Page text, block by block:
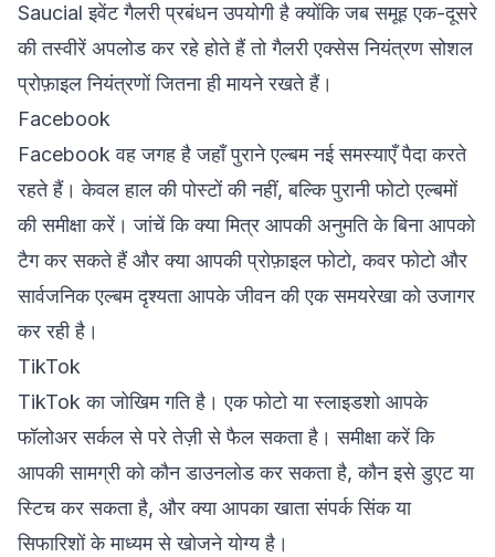
Saucial इवेंट गैलरी प्रबंधनउपयोगी है क्योंकि जब समूह एक-दूसरे
की तस्वीरें अपलोड कर रहे होते हैं तो गैलरी एक्सेस नियंत्रण सोशल
प्रोफ़ाइल नियंत्रणों जितना ही मायने रखते हैं।
Facebook
Facebook वह जगह है जहाँ पुराने एल्बम नई समस्याएँ पैदा करते
रहते हैं। केवल हाल की पोस्टों की नहीं, बल्कि पुरानी फोटो एल्बमों
की समीक्षा करें। जांचें कि क्या मित्र आपकी अनुमति के बिना आपको
टैग कर सकते हैं और क्या आपकी प्रोफ़ाइल फोटो, कवर फोटो और
सार्वजनिक एल्बम दृश्यता आपके जीवन की एक समयरेखा को उजागर
कर रही है।
TikTok
TikTok का जोखिम गति है। एक फोटो या स्लाइडशो आपके
फॉलोअर सर्कल से परे तेज़ी से फैल सकता है। समीक्षा करें कि
आपकी सामग्री को कौन डाउनलोड कर सकता है, कौन इसे डुएट या
स्टिच कर सकता है, और क्या आपका खाता संपर्क सिंक या
सिफारिशों के माध्यम से खोजने योग्य है।